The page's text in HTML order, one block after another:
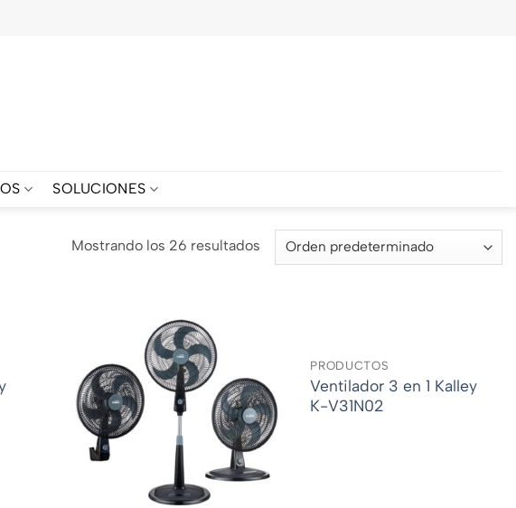
SOLUCIONES
Mostrando los 26 resultados
PRODUCTOS
Ventilador 3 en 1 Kalley
K-V31N02